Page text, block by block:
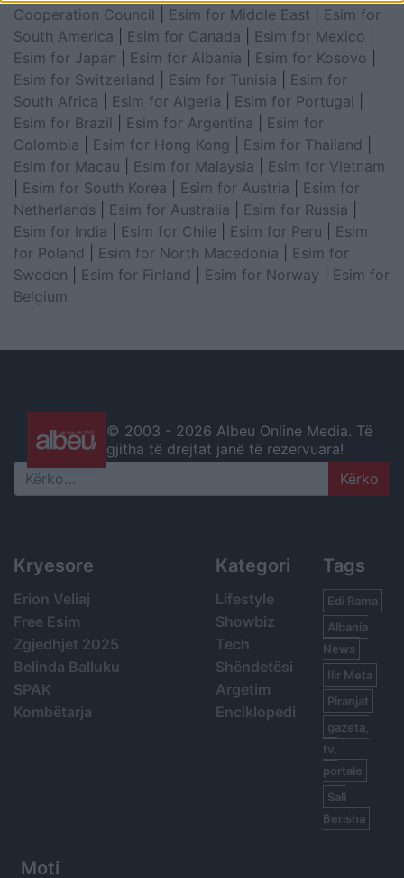
Cooperation Council
Esim for Middle East
Esim for
South America
Esim for Canada Esim for Mexico
Esim for Japan
Esim for Albania Esim for Kosovo
Esim for Switzerland
Esim for Tunisia
Esim for
South Africa
Esim for Algeria Esim for Portugal
Esim for Brazil
Esim for Argentina
Esim for
Colombia
Esim for Hong Kong Esim for Thailand
Esim for Macau
Esim for Malaysia
Esim for Vietnam
Esim for South Korea Esim for Austria
Esim for
Netherlands
Esim for Australia Esim for Russia
Esim for India
Esim for Chile Esim for Peru
Esim
for Poland
Esim for North Macedonia
Esim for
Sweden
Esim for Finland Esim for Norway
Esim for
Belgium
© 2003 - 2026 Albeu Online Media. Të
gjitha të drejtat janë të rezervuara!
Search
Kryesore
Erion Veliaj
Free Esim
Zgjedhjet 2025
Belinda Balluku
SPAK
Kombëtarja
Kategori
Lifestyle
Showbiz
Tech
Shëndetësi
Argetim
Enciklopedi
Tags
Edi Rama
Albania
News
Ilir Meta
Piranjat
gazeta,
tv,
portale
Sali
Berisha
Moti